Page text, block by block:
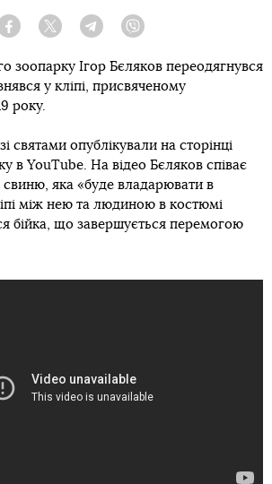
Facebook Twitter Telegram
зоопарку Ігор Бєляков переодягнувся
у кліпі, присвяченому
року.
святами опублікували на сторінці
в YouTube. На відео Бєляков співає
яка «буде владарювати в
між нею та людиною в костюмі
бійка, що завершується перемогою